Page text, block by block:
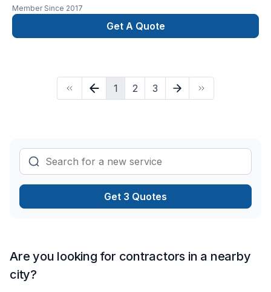
Member Since 2017
Get A Quote
1 2 3
Get 3 Quotes
Are you looking for contractors in a nearby
city?